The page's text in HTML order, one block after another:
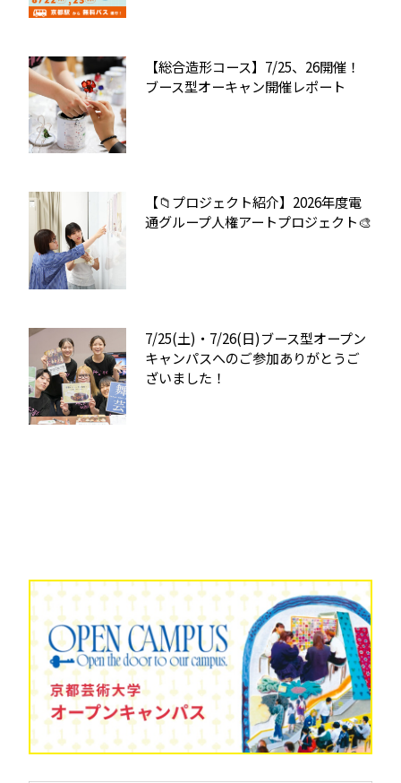
【総合造形コース】7/25、26開催！
ブース型オーキャン開催レポート
【📁プロジェクト紹介】2026年度電
通グループ人権アートプロジェクト🎨
7/25(土)・7/26(日)ブース型オープン
キャンパスへのご参加ありがとうご
ざいました！